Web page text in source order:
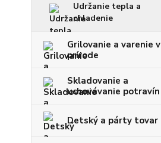
Udržanie tepla a
chladenie
Grilovanie a varenie v
prírode
Skladovanie a
uchovávanie potravín
Detský a párty tovar